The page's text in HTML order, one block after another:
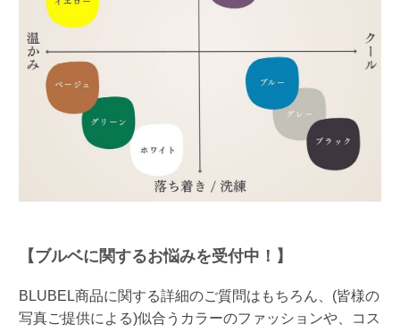
【ブルベに関するお悩みを受付中！】
BLUBEL商品に関する詳細のご質問はもちろん、(皆様の
写真ご提供による)似合うカラーのファッションや、コス